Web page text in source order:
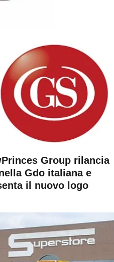
Group rilancia
Gdo italiana e
il nuovo logo